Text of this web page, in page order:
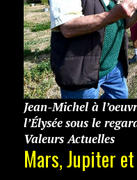
Jean-Michel à
l’Élyséesous le
Valeurs Actuelles
Mars, Jupiter